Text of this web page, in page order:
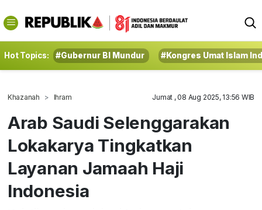
Hot Topics: #Gubernur BI Mundur #Kongres Umat Islam
Khazanah Ihram Jumat , 08 Aug 2025, 13:56 WIB
Arab Saudi Selenggarakan
Lokakarya Tingkatkan
Layanan Jamaah Haji
Indonesia